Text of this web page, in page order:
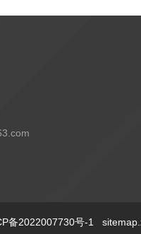
备2022007730号-1